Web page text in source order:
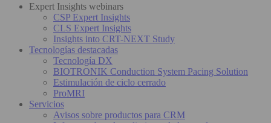
Expert Insights webinars
CSP Expert Insights
CLS Expert Insights
Insights into CRT-NEXT Study
Tecnologías destacadas
Tecnología DX
BIOTRONIK Conduction System Pacing Solution
Estimulación de ciclo cerrado
ProMRI
Servicios
Avisos sobre productos para CRM